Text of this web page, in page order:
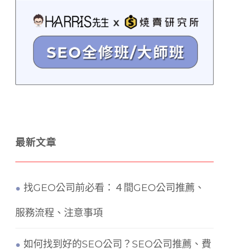
最新文章
找GEO公司前必看：４間GEO公司推薦、
服務流程、注意事項
如何找到好的SEO公司？SEO公司推薦、費